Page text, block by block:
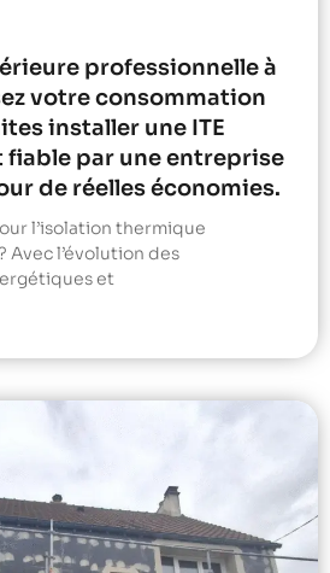
professionnelle à
votre consommation
installer une ITE
par une entreprise
de réelles économies.
l’isolation thermique
Avec l’évolution des
et